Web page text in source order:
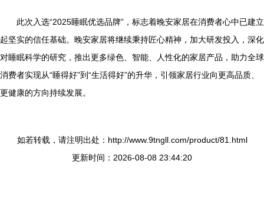
此次入选“2025睡眠优选品牌”，标志着晚安家居在消费者心中已建立
起坚实的信任基础。晚安家居将继续秉持匠心精神，加大研发投入，深化
对睡眠科学的研究，推出更多绿色、智能、人性化的家居产品，助力全球
消费者实现从“睡得好”到“生活得好”的升华，引领家居行业向更高品质、
更健康的方向持续发展。
如若转载，请注明出处：http://www.9tngll.com/product/81.html
更新时间：2026-08-08 23:44:20